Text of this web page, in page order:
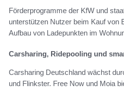
Förderprogramme der KfW und
unterstützen Nutzer beim Kauf von
Aufbau von Ladepunkten im
Carsharing, Ridepooling und
Carsharing Deutschland wächst
und Flinkster. Free Now und Moia